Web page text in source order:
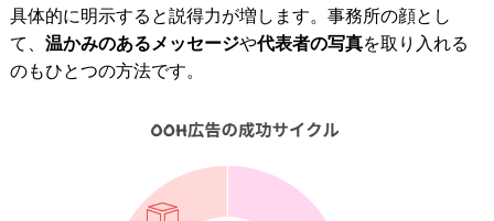
具体的に明示すると説得力が増します。事務所の顔とし
て、 温かみのあるメッセージや代表者の写真を取り入れる
のもひとつの方法です。